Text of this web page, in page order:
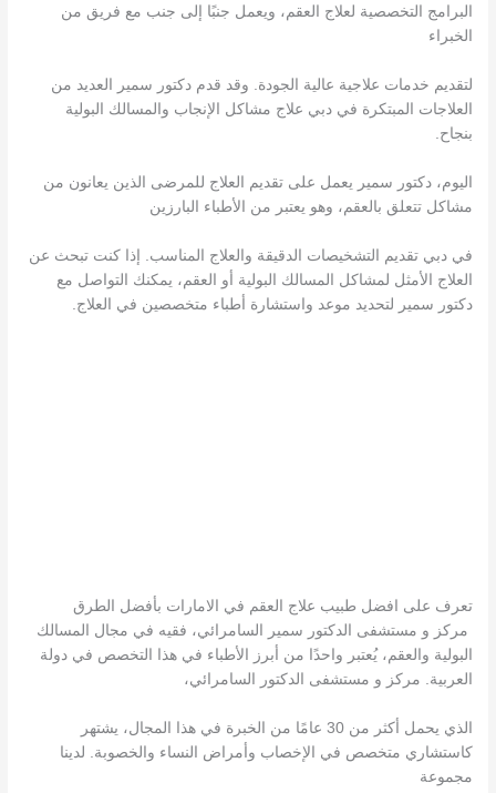
البرامج التخصصية لعلاج العقم، ويعمل جنبًا إلى جنب مع فريق من
الخبراء
لتقديم خدمات علاجية عالية الجودة. وقد قدم دكتور سمير العديد من
العلاجات المبتكرة في دبي علاج مشاكل الإنجاب والمسالك البولية
بنجاح.
اليوم، دكتور سمير يعمل على تقديم العلاج للمرضى الذين يعانون من
مشاكل تتعلق بالعقم، وهو يعتبر من الأطباء البارزين
في دبي تقديم التشخيصات الدقيقة والعلاج المناسب. إذا كنت تبحث عن
العلاج الأمثل لمشاكل المسالك البولية أو العقم، يمكنك التواصل مع
دكتور سمير لتحديد موعد واستشارة أطباء متخصصين في العلاج.
تعرف على افضل طبيب علاج العقم في الامارات بأفضل الطرق
مركز و مستشفى الدكتور سمير السامرائي، فقيه في مجال المسالك
البولية والعقم، يُعتبر واحدًا من أبرز الأطباء في هذا التخصص في دولة
العربية. مركز و مستشفى الدكتور السامرائي،
الذي يحمل أكثر من 30 عامًا من الخبرة في هذا المجال، يشتهر
كاستشاري متخصص في الإخصاب وأمراض النساء والخصوبة. لدينا
مجموعة